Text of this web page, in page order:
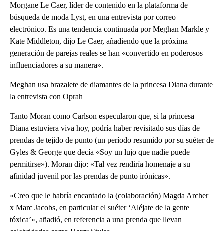
Morgane Le Caer, líder de contenido en la plataforma de
búsqueda de moda Lyst, en una entrevista por correo
electrónico. Es una tendencia continuada por Meghan Markle y
Kate Middleton, dijo Le Caer, añadiendo que la próxima
generación de parejas reales se han «convertido en poderosos
influenciadores a su manera».
Meghan usa brazalete de diamantes de la princesa Diana durante
la entrevista con Oprah
Tanto Moran como Carlson especularon que, si la princesa
Diana estuviera viva hoy, podría haber revisitado sus días de
prendas de tejido de punto (un período resumido por su suéter de
Gyles & George que decía «Soy un lujo que nadie puede
permitirse»). Moran dijo: «Tal vez rendiría homenaje a su
afinidad juvenil por las prendas de punto irónicas».
«Creo que le habría encantado la (colaboración) Magda Archer
x Marc Jacobs, en particular el suéter ‘Aléjate de la gente
tóxica’», añadió, en referencia a una prenda que llevan